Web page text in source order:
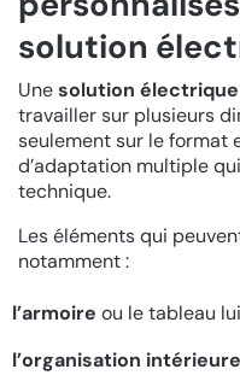
solution
Unesolution
travailler sur plusieurs
seulement sur le format
d’adaptation multiple
technique.
Les éléments qui
notamment :
l’armoire ou le tableau
l’organisation intérieure